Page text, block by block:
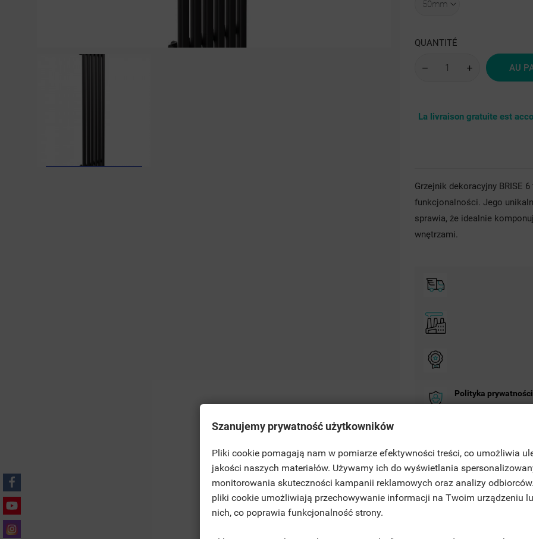
QUANTITÉ
AU
La livraison gratuite est
Grzejnik dekoracyjny BRISE
funkcjonalności. Jego
sprawia, że idealnie
wnętrzami.
Polityka prywatności
Zasady zwrotu
MOJE LISTY ŻYCZEŃ
((TITLE))
((LABEL))
CONNEXION
VOUS DEVEZ ÊTRE CONNECTÉ POUR AJOUTER DES PRODUITS À VOTRE
D'ENVIES.
Szanujemy prywatność użytkowników
Pliki cookie pomagają nam w pomiarze efektywności treści, co umożliwia
jakości naszych materiałów. Używamy ich do wyświetlania
monitorowania skuteczności kampanii reklamowych oraz analizy
pliki cookie umożliwiają przechowywanie informacji na Twoim urządzeniu
nich, co poprawia funkcjonalność strony.